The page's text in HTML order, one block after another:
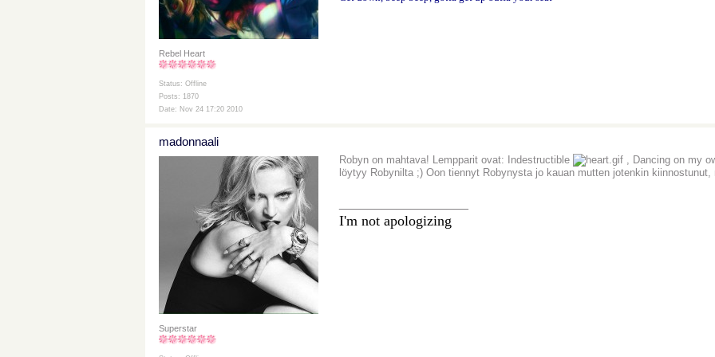
Rebel Heart
Status: Offline
Posts: 1870
Date: Nov 24 17:20 2010
madonnaali
Superstar
Robyn on mahtava! Lempparit ovat: Indestructible
, Dancing on my
löytyy Robynilta ;) Oon tiennyt Robynysta jo kauan mutten jotenkin
I'm not apologizing